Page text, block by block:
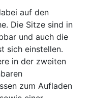
auf den
Die Sitze sind in
und auch die
sich einstellen.
in der zweiten
zum Aufladen